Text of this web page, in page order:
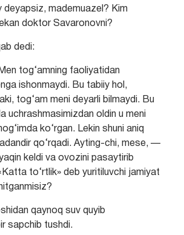
mademuazel? Kim
doktor Savaronovni?
dedi:
tog‘amning faoliyatidan
ishonmaydi. Bu tabiiy hol,
tog‘am meni deyarli bilmaydi. Bu
uchrashmasimizdan oldin u meni
ko‘rgan. Lekin shuni aniq
qo‘rqadi. Ayting-chi, mese, —
keldi va ovozini pasaytirib
to‘rtlik» deb yuritiluvchi jamiyat
qaynoq suv quyib
sapchib tushdi.